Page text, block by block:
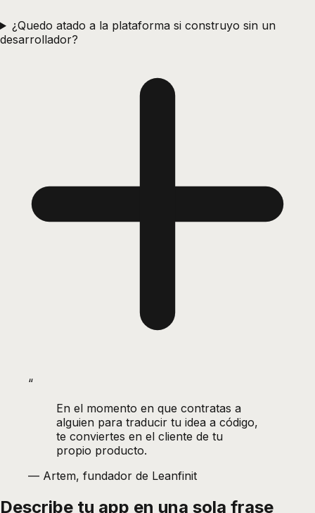
¿Quedo atado a la plataforma si construyo sin un
desarrollador?
“
En el momento en que contratas a
alguien para traducir tu idea a código,
te conviertes en el cliente de tu
propio producto.
— Artem, fundador de Leanfinit
Describe tu app en una sola frase